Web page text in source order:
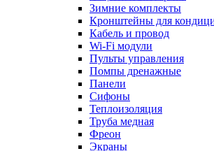
Зимние комплекты
Кронштейны для
Кабель и провод
Wi-Fi модули
Пульты управления
Помпы дренажные
Панели
Сифоны
Теплоизоляция
Труба медная
Фреон
Экраны